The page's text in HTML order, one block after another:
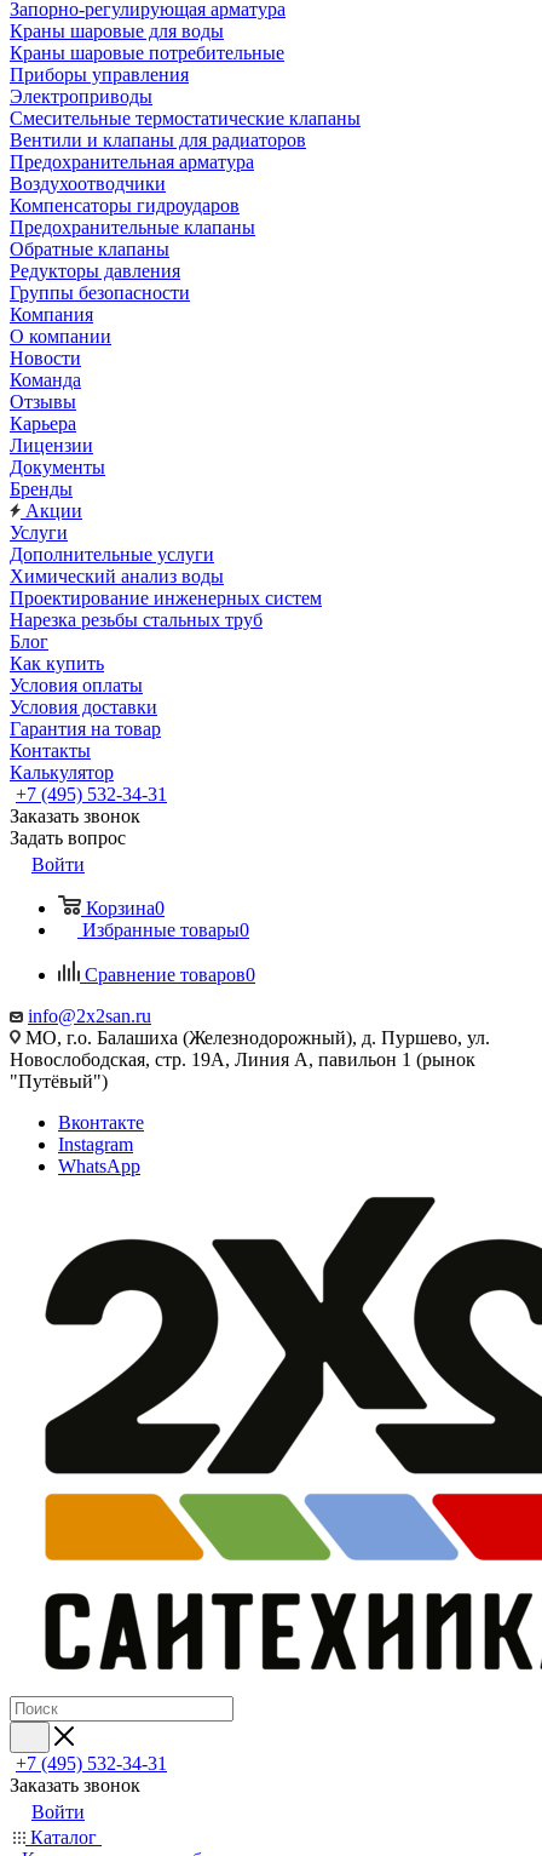
Запорно-регулирующая арматура
Краны шаровые для воды
Краны шаровые потребительные
Приборы управления
Электроприводы
Смесительные термостатические клапаны
Вентили и клапаны для радиаторов
Предохранительная арматура
Воздухоотводчики
Компенсаторы гидроударов
Предохранительные клапаны
Обратные клапаны
Редукторы давления
Группы безопасности
Компания
О компании
Новости
Команда
Отзывы
Карьера
Лицензии
Документы
Бренды
Акции
Услуги
Дополнительные услуги
Химический анализ воды
Проектирование инженерных систем
Нарезка резьбы стальных труб
Блог
Как купить
Условия оплаты
Условия доставки
Гарантия на товар
Контакты
Калькулятор
+7 (495) 532‑34‑31
Заказать звонок
Задать вопрос
Войти
Корзина0
Избранные товары0
Сравнение товаров0
info@2x2san.ru
МО, г.о. Балашиха (Железнодорожный), д. Пуршево, ул.
Новослободская, стр. 19А, Линия А, павильон 1 (рынок
"Путёвый")
Вконтакте
Instagram
WhatsApp
+7 (495) 532‑34‑31
Заказать звонок
Войти
Каталог